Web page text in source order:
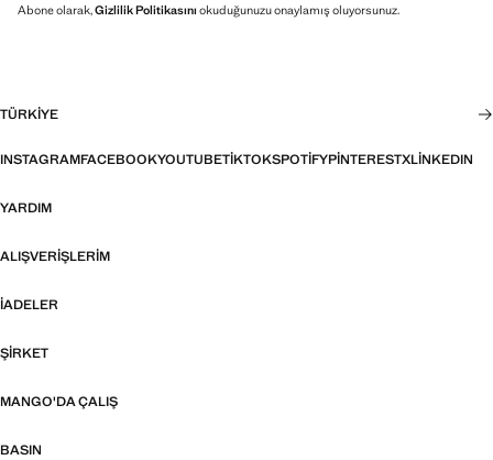
Abone olarak,Gizlilik Politikasını okuduğunuzu onaylamış oluyorsunuz.
TÜRKIYE
INSTAGRAMFACEBOOKYOUTUBETIKTOKSPOTIFYPINTERESTXLINKEDIN
YARDIM
ALIŞVERIŞLERIM
İADELER
ŞIRKET
MANGO'DA ÇALIŞ
BASIN